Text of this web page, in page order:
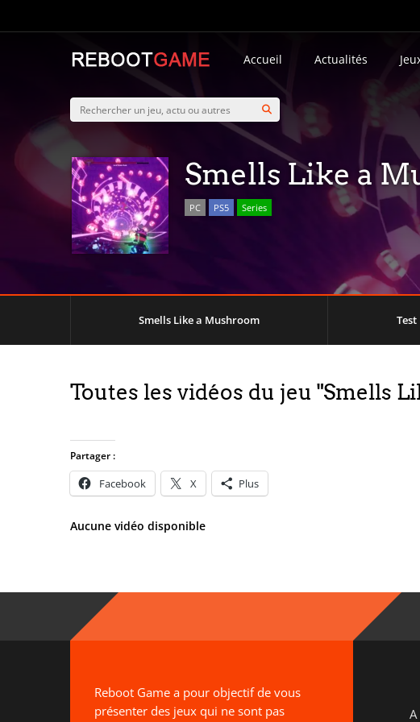
Accueil Actualités
Smells Like a
PC PS5 Series
Smells Like a Mushroom Test
Toutes les vidéos du jeu "Smells
Partager :
Facebook X Plus
Aucune vidéo disponible
Reboot Game a pour objectif de vous
présenter des jeux qui ne sont pas